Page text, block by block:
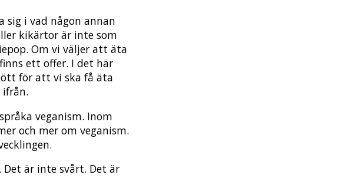
sig i vad någon annan
kikärtor är inte som
Om vi väljer att äta
ett offer. I det här
för att vi ska få äta
veganism. Inom
och mer om veganism.
Det är inte svårt. Det är